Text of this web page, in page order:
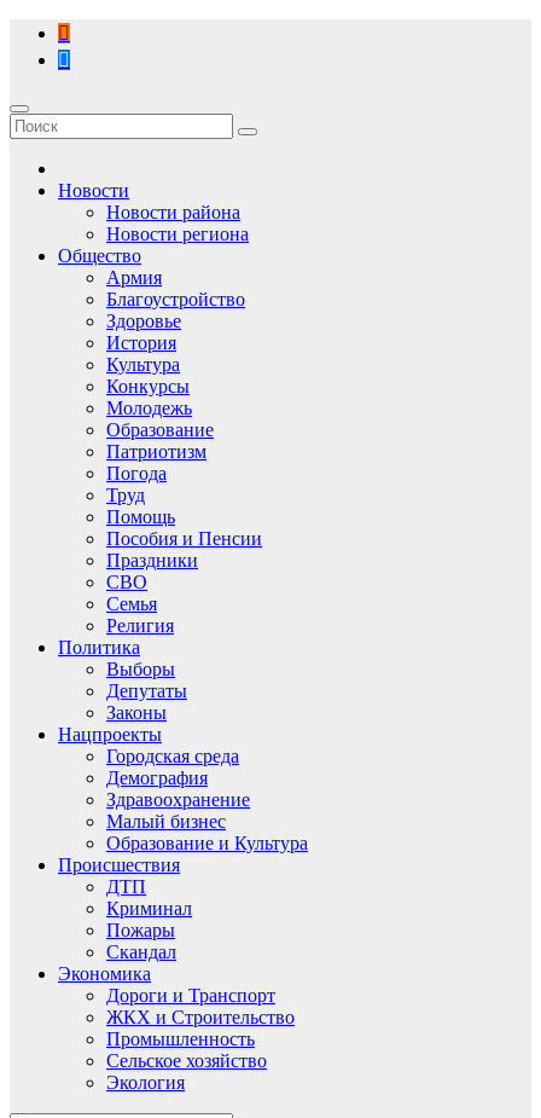
Перейти
содержимому
Новости
Новости района
Новости региона
Общество
Армия
Благоустройство
Здоровье
История
Культура
Конкурсы
Молодежь
Образование
Патриотизм
Погода
Труд
Помощь
Пособия и Пенсии
Праздники
СВО
Семья
Религия
Политика
Выборы
Депутаты
Законы
Нацпроекты
Городская среда
Демография
Здравоохранение
Малый бизнес
Образование и Культура
Происшествия
ДТП
Криминал
Пожары
Скандал
Экономика
Дороги и Транспорт
ЖКХ и Строительство
Промышленность
Сельское хозяйство
Экология